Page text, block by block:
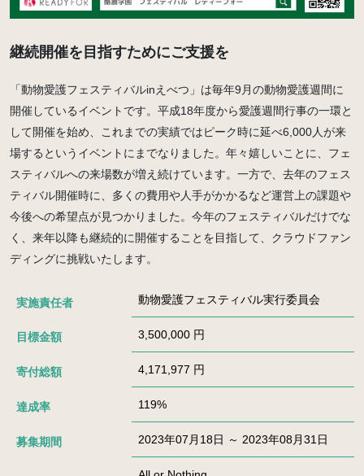
継続開催を目指すためにご支援を
「動物愛護フェスティバルinえべつ」は毎年9月の動物愛護週間に
開催しているイベントです。平成18年度から愛護週間行事の一環と
して開催を始め、これまでの実績ではピーク時に延べ6,000人が来
場するというイベントにまでなりました。年々嬉しいことに、フェ
スティバルへの来場数が増え続けています。一方で、去年のフェス
ティバル開催時に、多くの費用や人手がかかるなど運営上の課題や
今後への希望点が見つかりました。今年のフェスティバルだけでな
く、来年以降も継続的に開催することを目指して、クラウドファン
ディングに挑戦いたします。
実施責任者 動物愛護フェスティバル実行委員会
目標金額 3,500,000 円
寄付総額 4,171,977 円
達成率 119%
募集期間 2023年07月18日 ～ 2023年08月31日